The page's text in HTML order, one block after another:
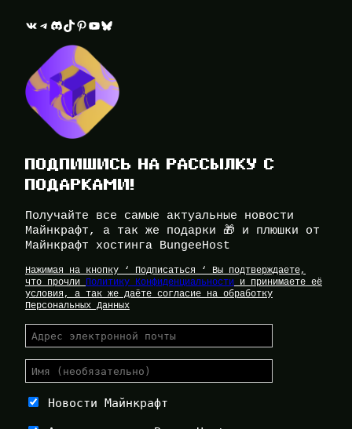
ВКонтакте Telegram Discord TikTok Pinterest YouTube Bluesky
ПОДПИШИСЬ НА РАССЫЛКУ С
ПОДАРКАМИ!
Получайте все самые актуальные новости
Майнкрафт, а так же подарки 🎁 и плюшки от
Майнкрафт хостинга BungeeHost
Нажимая на кнопку ‘ Подписаться ‘ Вы подтверждаете,
что прочли Политику Конфиденциальности и принимаете её
условия, а так же даёте согласие на обработку
Персональных Данных
Новости Майнкрафт